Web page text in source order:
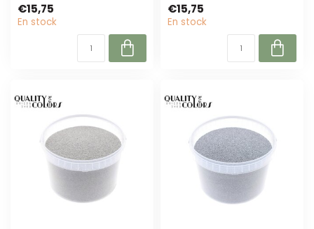
B2B Flowe...
€15,75
En stock
mm. I...
€15,75
En stock